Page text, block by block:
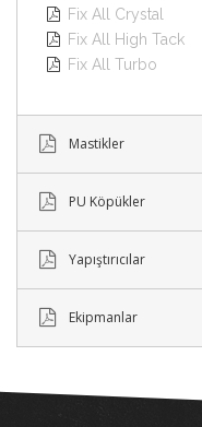
 Fix All Crystal
 Fix All High Tack
 Fix All Turbo
Mastikler
PU Köpükler
Yapıştırıcılar
Ekipmanlar